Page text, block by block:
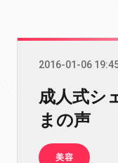
2016-01-06
成人式シ
まの声
美容